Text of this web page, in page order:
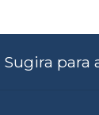
Sugira para